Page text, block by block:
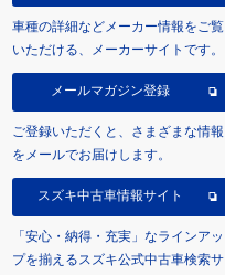
車種の詳細などメーカー情報をご覧
いただける、メーカーサイトです。
メールマガジン登録
ご登録いただくと、さまざまな情報
をメールでお届けします。
スズキ中古車情報サイト
「安心・納得・充実」なラインアッ
プを揃えるスズキ公式中古車検索サ